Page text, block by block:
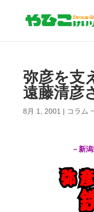
弥彦を支
遠藤清彦
8月 1, 2001 | コラム
－新